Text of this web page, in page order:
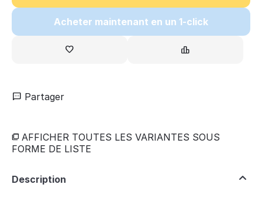
Acheter maintenant en un 1-click
Partager
AFFICHER TOUTES LES VARIANTES SOUS
FORME DE LISTE
Description